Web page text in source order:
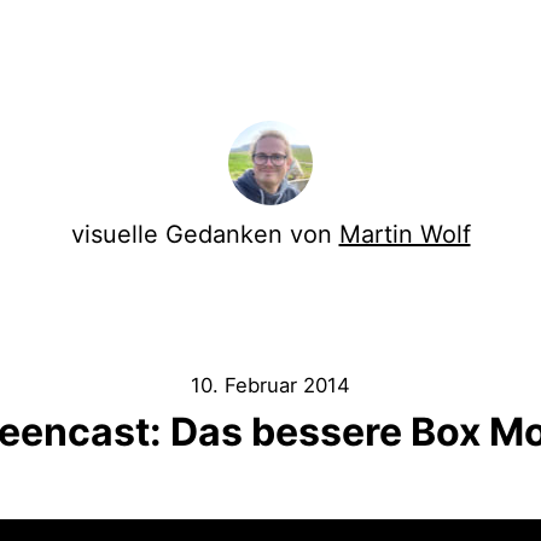
visuelle Gedanken von Martin Wolf
10. Februar 2014
Das bessere Box